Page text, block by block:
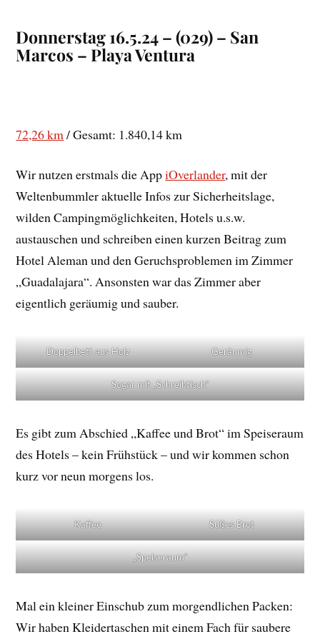
Donnerstag 16.5.24 – (029) – San
Marcos – Playa Ventura
72,26 km / Gesamt: 1.840,14 km
Wir nutzen erstmals die AppiOverlander, mit der
Weltenbummler aktuelle Infos zur Sicherheitslage,
wilden Campingmöglichkeiten, Hotels u.s.w.
austauschen und schreiben einen kurzen Beitrag zum
Hotel Aleman und den Geruchsproblemen im Zimmer
„Guadalajara“. Ansonsten war das Zimmer aber
eigentlich geräumig und sauber.
Doppelbett aus Holz Geräumig
Sogar mit „Schreibtisch“
Es gibt zum Abschied „Kaffee und Brot“ im Speiseraum
des Hotels – kein Frühstück – und wir kommen schon
kurz vor neun morgens los.
Kaffee Süßes Brot
„Speiseraum“
Mal ein kleiner Einschub zum morgendlichen Packen:
Wir haben Kleidertaschen mit einem Fach für saubere